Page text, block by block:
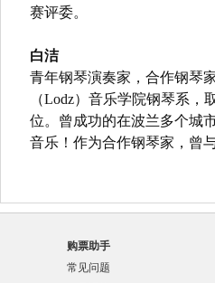
赛评委。
白洁
青年钢琴演奏家，合作钢琴
（Lodz）音乐学院钢琴系
位。曾成功的在波兰多个城
音乐！作为合作钢琴家，曾
购票助手
常见问题